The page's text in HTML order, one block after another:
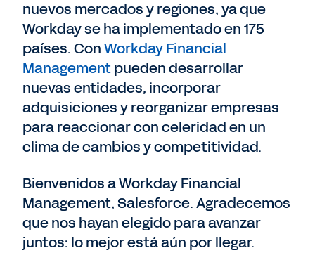
nuevos mercados y regiones, ya que
Workday se ha implementado en 175
países. ConWorkday Financial
Managementpueden desarrollar
nuevas entidades, incorporar
adquisiciones y reorganizar empresas
para reaccionar con celeridad en un
clima de cambios y competitividad.
Bienvenidos a Workday Financial
Management, Salesforce. Agradecemos
que nos hayan elegido para avanzar
juntos: lo mejor está aún por llegar.